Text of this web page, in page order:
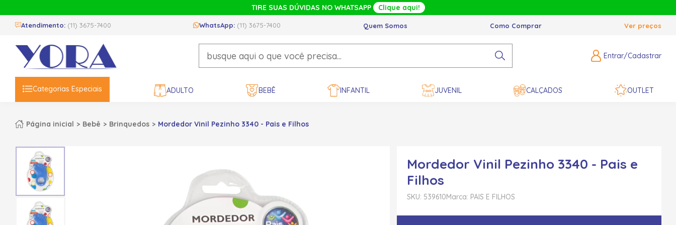
TIRE SUAS DÚVIDAS NO WHATSAPP Clique aqui!
Atendimento: (11) 3675-7400 WhatsApp: (11) 3675-7400 Quem Somos Como Comprar Ver preços
Entrar/Cadastrar
Categorias Especiais ADULTO BEBÊ INFANTIL JUVENIL CALÇADOS OUTLET
Página inicial Bebê Brinquedos Mordedor Vinil Pezinho 3340 - Pais e Filhos
Mordedor Vinil Pezinho 3340 - Pais e
Filhos
SKU: 539610Marca: PAIS E FILHOS